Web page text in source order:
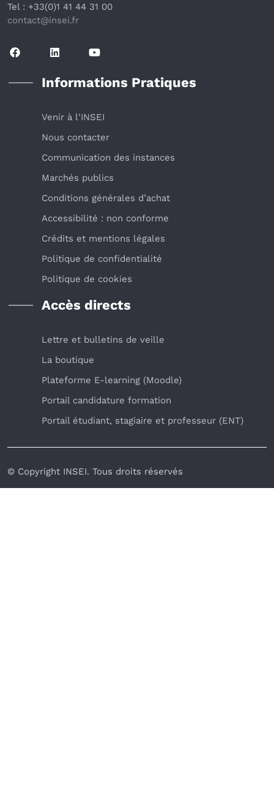
Tel : +33(0)1 41 44 31 00
contact@insei.fr
Informations Pratiques
Venir à l'INSEI
Nous contacter
Communication des instances
Marchés publics
Conditions générales d’achat
Accessibilité : non conforme
Crédits et mentions légales
Politique de confidentialité
Politique de cookies
Accès directs
Lettre et bulletins de veille
La boutique
Plateforme E-learning (Moodle)
Portail candidature formation
Portail étudiant, stagiaire et professeur (ENT)
© Copyright INSEI. Tous droits réservés